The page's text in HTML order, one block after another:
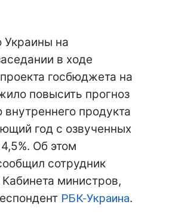
Украины на
в ходе
госбюджета на
повысить прогноз
внутреннего продукта
год с озвученных
Об этом
сотрудник
министров,
РБК-Украина.